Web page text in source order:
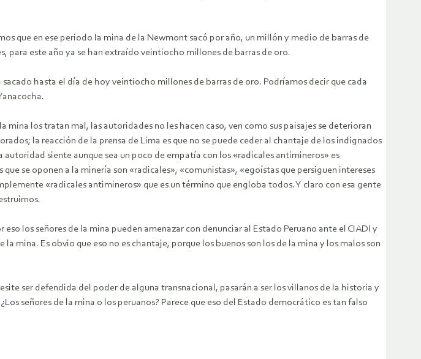
que en ese periodo la mina de la Newmont sacó por año, un millón y medio de barras de
para este año ya se han extraído veintiocho millones de barras de oro.
hasta el día de hoy veintiocho millones de barras de oro. Podríamos decir que cada
los tratan mal, las autoridades no les hacen caso, ven como sus paisajes se deterioran
la reacción de la prensa de Lima es que no se puede ceder al chantaje de los indignados
siente aunque sea un poco de empatía con los «radicales antimineros» es
se oponen a la minería son «radicales», «comunistas», «egoístas que persiguen intereses
«radicales antimineros» que es un término que engloba todos. Y claro con esa gente
los señores de la mina pueden amenazar con denunciar al Estado Peruano ante el CIADI y
mina. Es obvio que eso no es chantaje, porque los buenos son los de la mina y los malos son
ser defendida del poder de alguna transnacional, pasarán a ser los villanos de la historia y
señores de la mina o los peruanos? Parece que eso del Estado democrático es tan falso